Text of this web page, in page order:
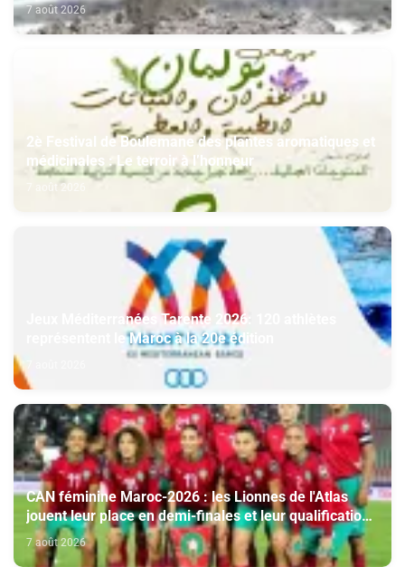
7 août 2026
2è Festival de Boulemane des plantes aromatiques et
médicinales : Le terroir à l’honneur
Jeux Méditerranées Tarente 2026: 120 athlètes
représentent le Maroc à la 20e édition
CAN féminine Maroc-2026 : les Lionnes de l'Atlas
jouent leur place en demi-finales et leur qualification
au Mondial-2027
7 août 2026